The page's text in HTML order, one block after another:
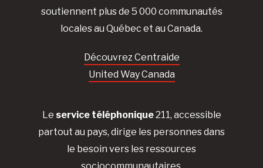
soutiennent plus de 5 000 communautés
locales au Québec et au Canada.
Découvrez Centraide
United Way Canada
Le service téléphonique211, accessible
partout au pays, dirige les personnes dans
le besoin vers les ressources